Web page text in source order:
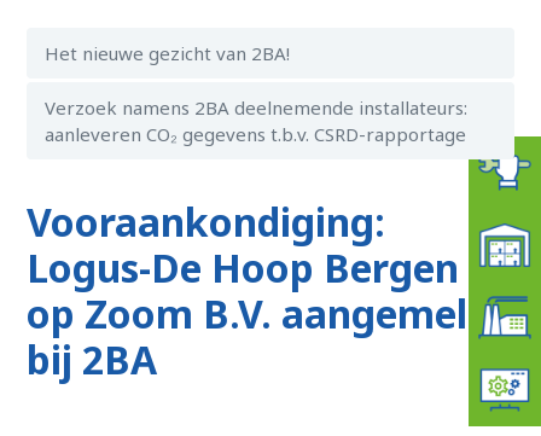
Het nieuwe gezicht van 2BA!
Verzoek namens 2BA deelnemende installateurs:
aanleveren CO₂ gegevens t.b.v. CSRD-rapportage
Vooraankondiging:
Logus-De Hoop Bergen
op Zoom B.V. aangemeld
bij 2BA